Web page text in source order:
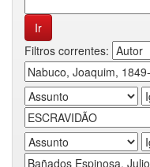
Filtros correntes: